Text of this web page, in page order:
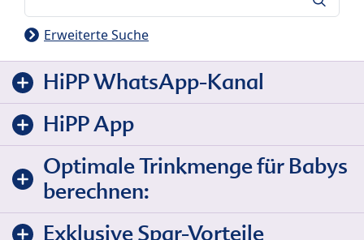
Erweiterte Suche
HiPP WhatsApp-Kanal
HiPP App
Optimale Trinkmenge für Babys
berechnen:
Exklusive Spar-Vorteile